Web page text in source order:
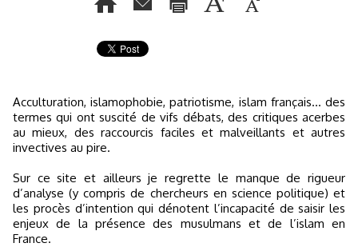
Acculturation, islamophobie, patriotisme, islam français... des
termes qui ont suscité de vifs débats, des critiques acerbes
au mieux, des raccourcis faciles et malveillants et autres
invectives au pire.
Sur ce site et ailleurs je regrette le manque de rigueur
d’analyse (y compris de chercheurs en science politique) et
les procès d’intention qui dénotent l’incapacité de saisir les
enjeux de la présence des musulmans et de l’islam en
France.